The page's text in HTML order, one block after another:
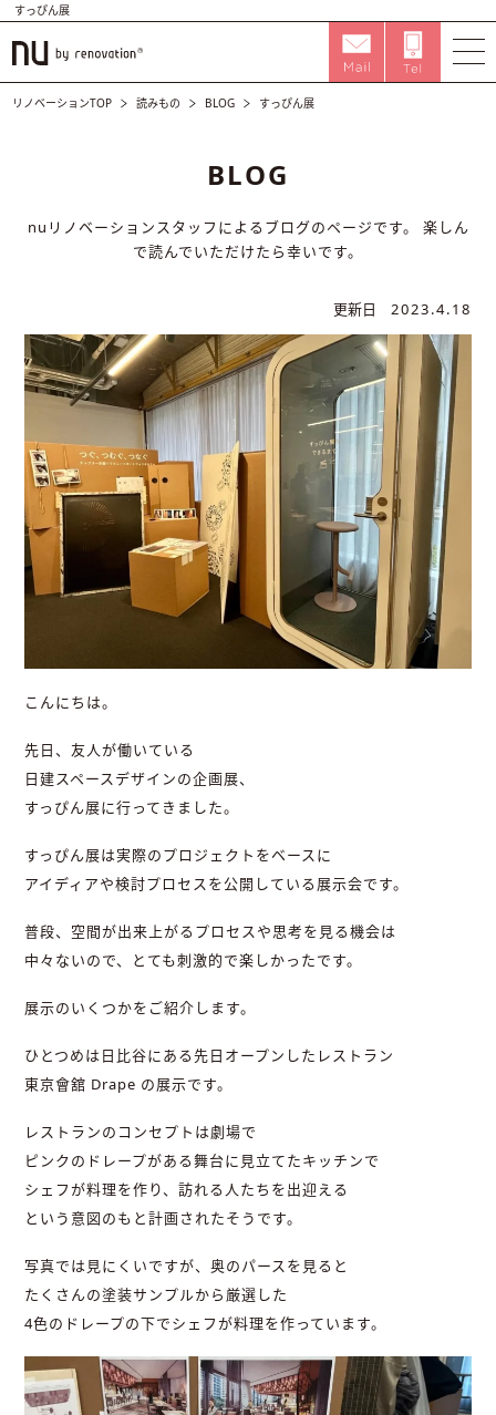
すっぴん展
リノベーションTOP 読みもの BLOG すっぴん展
BLOG
nuリノベーションスタッフによるブログのページです。
楽しん
で読んでいただけたら幸いです。
更新日 2023.4.18
こんにちは。
先日、友人が働いている
日建スペースデザインの企画展、
すっぴん展に行ってきました。
すっぴん展は実際のプロジェクトをベースに
アイディアや検討プロセスを公開している展示会です。
普段、空間が出来上がるプロセスや思考を見る機会は
中々ないので、とても刺激的で楽しかったです。
展示のいくつかをご紹介します。
ひとつめは日比谷にある先日オープンしたレストラン
東京會舘 Drape の展示です。
レストランのコンセプトは劇場で
ピンクのドレープがある舞台に見立てたキッチンで
シェフが料理を作り、訪れる人たちを出迎える
という意図のもと計画されたそうです。
写真では見にくいですが、奥のパースを見ると
たくさんの塗装サンプルから厳選した
4色のドレープの下でシェフが料理を作っています。